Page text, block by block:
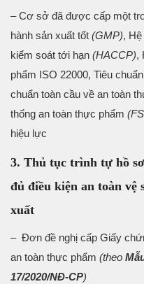
– Cơ sở đã được cấp một
hành sản xuất tốt (GMP),
kiểm soát tới hạn (HACCP),
phẩm ISO 22000, Tiêu
chuẩn toàn cầu về an toàn
thống an toàn thực phẩm
hiệu lực
3. Thủ tục trình tự hồ
đủ điều kiện an toàn vệ
xuất
– Đơn đề nghị cấp Giấy
an toàn thực phẩm (theo
17/2020/NĐ-CP)